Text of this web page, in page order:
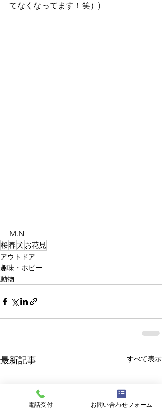
てなくなってます！笑）)
M.N
桜春犬 お花見
アウトドア
趣味・ホビー
動物
最新記事 すべて表示
電話受付 お問い合わせフォーム